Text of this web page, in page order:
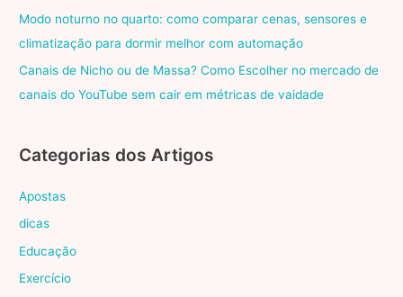
Modo noturno no quarto: como comparar cenas, sensores e
climatização para dormir melhor com automação
Canais de Nicho ou de Massa? Como Escolher no mercado de
canais do YouTube sem cair em métricas de vaidade
Categorias dos Artigos
Apostas
dicas
Educação
Exercício